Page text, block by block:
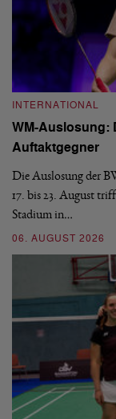
INTERNATIONAL
WM-Auslosung:
Auftaktgegner
Die Auslosung der
17. bis 23. August
Stadium in…
06. AUGUST 2026